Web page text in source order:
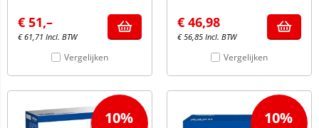
€ 51,–
€61,71 Incl. BTW
Vergelijken
€ 46,98
€56,85 Incl. BTW
Vergelijken
10% 10%